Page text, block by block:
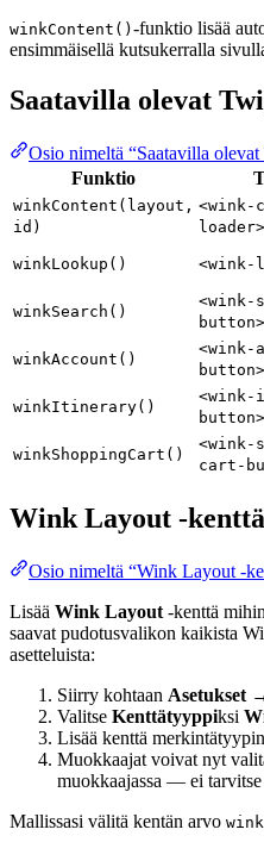
winkContent() -funktio lisää
ensimmäisellä kutsukerralla
Saatavilla olevat
Osio nimeltä “Saatavilla
Funktio
winkContent(layout,
id)
<wink-
loader>
winkLookup() <wink-
winkSearch()
<wink-
button>
winkAccount()
<wink-
button>
winkItinerary()
button>
winkShoppingCart()
<wink-
cart-
Wink Layout -
Osio nimeltä “Wink Layout -
Lisää Wink Layout -kenttä
saavat pudotusvalikon kaikista
asetteluista:
Siirry kohtaan Asetukset
Valitse Kenttätyyppiksi
Lisää kenttä
Muokkaajat voivat nyt
muokkaajassa — ei
Mallissasi välitä kentän arvo